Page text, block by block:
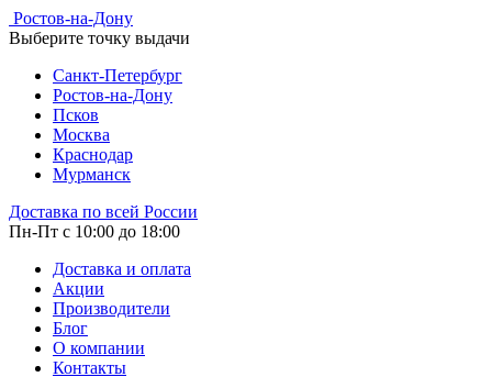
Ростов-на-Дону
Выберите точку выдачи
Cанкт-Петербург
Ростов-на-Дону
Псков
Москва
Краснодар
Мурманск
Доставка по всей России
Пн-Пт с 10:00 до 18:00
Доставка и оплата
Акции
Производители
Блог
О компании
Контакты